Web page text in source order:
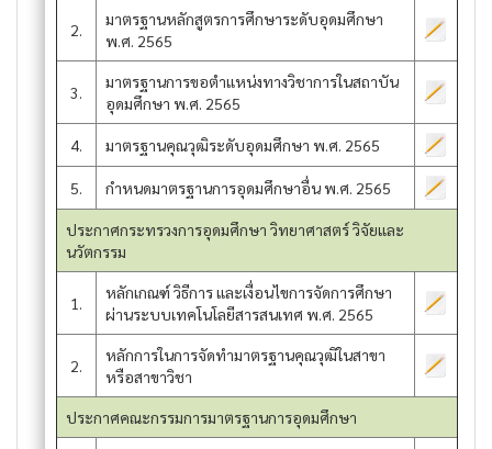
2.
มาตรฐานหลักสูตรการศึกษาระดับอุดมศึกษา
พ.ศ. 2565
3.
มาตรฐานการขอตำแหน่งทางวิชาการในสถาบัน
อุดมศึกษา พ.ศ. 2565
4. มาตรฐานคุณวุฒิระดับอุดมศึกษา พ.ศ. 2565
5. กำหนดมาตรฐานการอุดมศึกษาอื่น พ.ศ. 2565
ประกาศกระทรวงการอุดมศึกษา วิทยาศาสตร์ วิจัยและ
นวัตกรรม
1.
หลักเกณฑ์ วิธีการ และเงื่อนไขการจัดการศึกษา
ผ่านระบบเทคโนโลยีสารสนเทศ พ.ศ. 2565
2.
หลักการในการจัดทำมาตรฐานคุณวุฒิในสาขา
หรือสาขาวิชา
ประกาศคณะกรรมการมาตรฐานการอุดมศึกษา